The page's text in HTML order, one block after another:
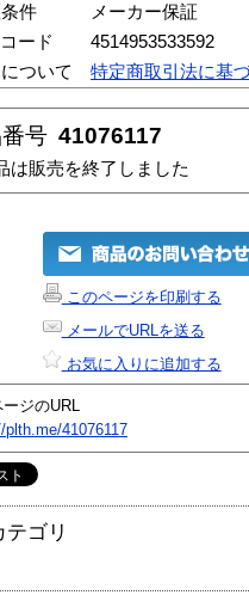
件
メーカー保証
ード
4514953533592
ついて
特定商取引法に基
号 41076117
は販売を終了しました
このページを印刷する
メールでURLを送る
お気に入りに追加する
ジのURL
plth.me/41076117
テゴリ